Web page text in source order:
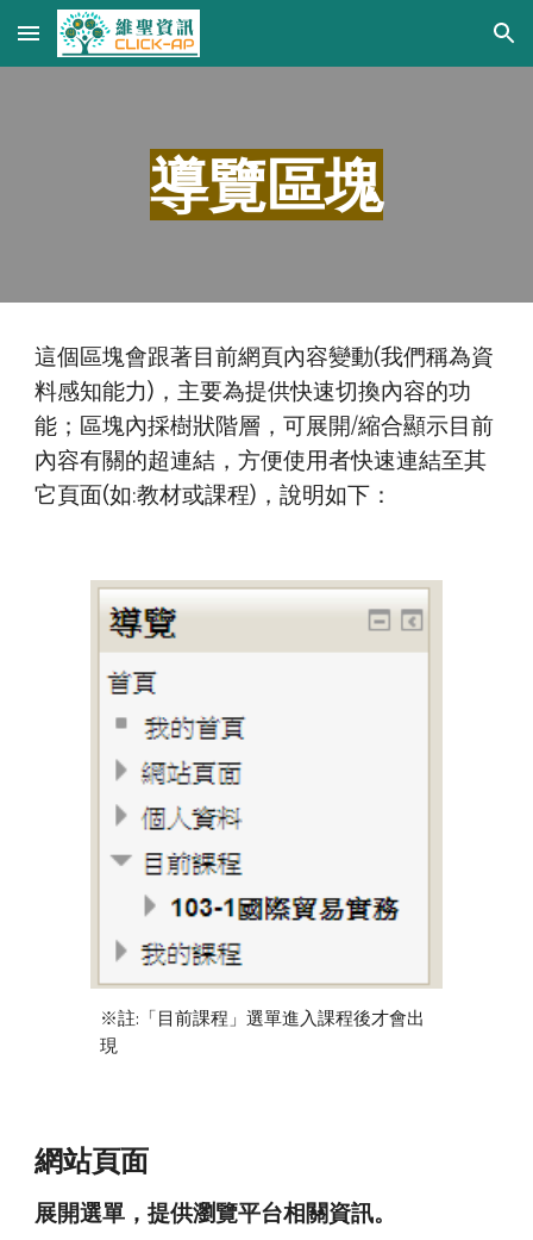
Skip to main content Skip to navigation
導覽區塊
這個區塊會跟著目前網頁內容變動(我們稱為資
料感知能力)，主要為提供快速切換內容的功
能；區塊內採樹狀階層，可展開/縮合顯示目前
內容有關的超連結，方便使用者快速連結至其
它頁面(如:教材或課程)，說明如下：
※註:「目前課程」選單進入課程後才會出
現
網站頁面
展開選單，提供瀏覽平台相關資訊。